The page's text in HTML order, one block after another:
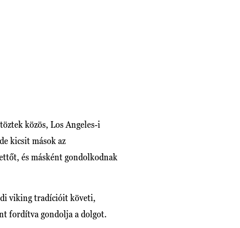
közös, Los Angeles-i
kicsit mások az
és másként gondolkodnak
viking tradícióit követi,
fordítva gondolja a dolgot.